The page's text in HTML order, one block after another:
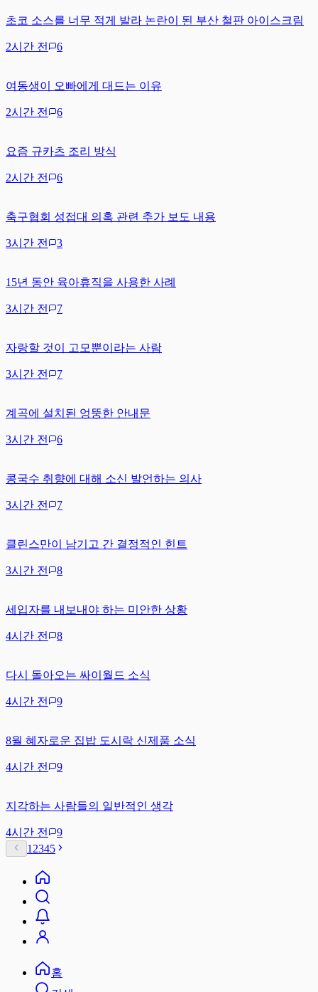
초코 소스를 너무 적게 발라 논란이 된 부산 철판 아이스크림
2시간 전 6
여동생이 오빠에게 대드는 이유
2시간 전 6
요즘 규카츠 조리 방식
2시간 전 6
축구협회 성접대 의혹 관련 추가 보도 내용
3시간 전 3
15년 동안 육아휴직을 사용한 사례
3시간 전 7
자랑할 것이 고모뿐이라는 사람
3시간 전 7
계곡에 설치된 엉뚱한 안내문
3시간 전 6
콩국수 취향에 대해 소신 발언하는 의사
3시간 전 7
클린스만이 남기고 간 결정적인 힌트
3시간 전 8
세입자를 내보내야 하는 미안한 상황
4시간 전 8
다시 돌아오는 싸이월드 소식
4시간 전 9
8월 혜자로운 집밥 도시락 신제품 소식
4시간 전 9
지각하는 사람들의 일반적인 생각
4시간 전
9
1 2345
홈